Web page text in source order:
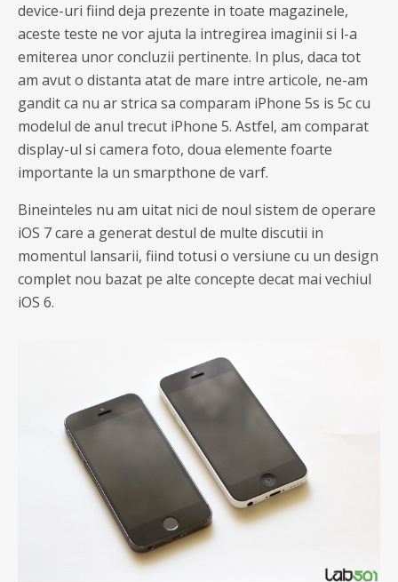
device-uri fiind deja prezente in toate magazinele,
aceste teste ne vor ajuta la intregirea imaginii si l-a
emiterea unor concluzii pertinente. In plus, daca tot
am avut o distanta atat de mare intre articole, ne-am
gandit ca nu ar strica sa comparam iPhone 5s is 5c cu
modelul de anul trecut iPhone 5. Astfel, am comparat
display-ul si camera foto, doua elemente foarte
importante la un smarpthone de varf.
Bineinteles nu am uitat nici de noul sistem de operare
iOS 7 care a generat destul de multe discutii in
momentul lansarii, fiind totusi o versiune cu un design
complet nou bazat pe alte concepte decat mai vechiul
iOS 6.